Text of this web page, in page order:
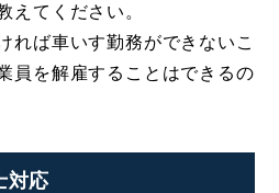
えてください。
れば車いす勤務ができないこ
員を解雇することはできるの
対応